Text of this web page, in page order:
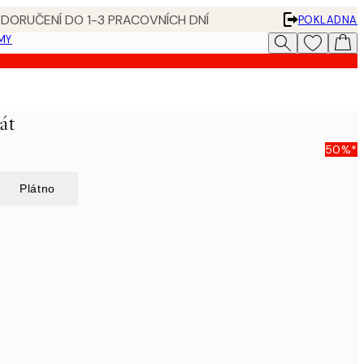
DO 1-3 PRACOVNÍCH DNÍ
POKLADNA
50%*
Plátno